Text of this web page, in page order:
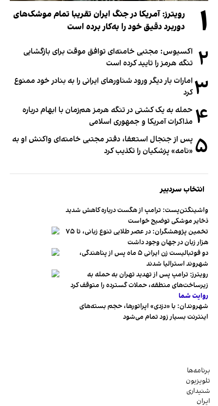
۱
رویترز: آمریکا در جنگ ایران تقریبا تمام موشک‌های
دوربرد دقیق خود را به‌کار برده است
۲ اکسیوس: مجتبی خامنه‌ای توافق موقت برای بازگشایی
تنگه هرمز را تایید کرده است
۳ امارات بار دیگر ورود شناورهای ایرانی را به بنادر خود ممنوع
کرد
۴ حمله به یک کشتی در تنگه هرمز هم‌زمان با ابهام درباره
مذاکرات آمریکا و جمهوری اسلامی
۵ پس از جنجال استعفا، دفتر مجتبی خامنه‌ای واکنش او به
«نامه» پزشکیان را تکذیب کرد
انتخاب سردبیر
واشینگتن‌پست: ترامپ از هگست درباره کاهش شدید
ذخایر موشکی توضیح خواست
تخمین پژوهشگران: در عصر طلایی تنوع زبانی، تا ۷۵
هزار زبان در جهان وجود داشت
دو فوتبالیست زن ایرانی ۵ ماه پس از پناهندگی،
شهروند استرالیا شدند
رویترز: ترامپ پس از تهدید تهران به حمله به
زیرساخت‌های منطقه، حملات گسترده را متوقف کرد
روایت شما
شهروندان:‌ با «دزدی» اپراتورها، حجم بسته‌های
اینترنت بسیار زود تمام می‌شود
برنامه‌ها
تلویزیون
شنیداری
ایران